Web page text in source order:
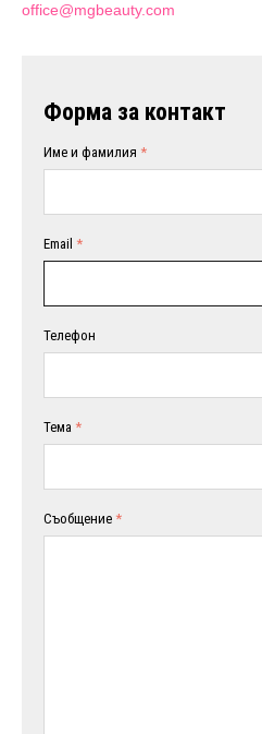
office@mgbeauty.com
Форма за контакт
Име и фамилия
Email
Телефон
Тема
Съобщение